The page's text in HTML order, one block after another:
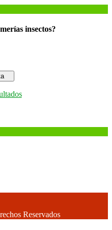
insectos?
Reservados